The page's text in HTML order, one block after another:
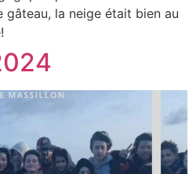
gâteau, la neige était bien au